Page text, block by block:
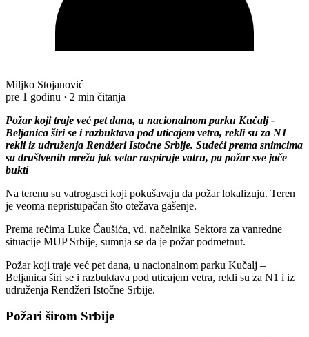
Miljko Stojanović
pre 1 godinu · 2 min čitanja
Požar koji traje već pet dana, u nacionalnom parku Kučalj -
Beljanica širi se i razbuktava pod uticajem vetra, rekli su za N1
rekli iz udruženja Rendžeri Istočne Srbije. Sudeći prema snimcima
sa društvenih mreža jak vetar raspiruje vatru, pa požar sve jače
bukti
Na terenu su vatrogasci koji pokušavaju da požar lokalizuju. Teren
je veoma nepristupačan što otežava gašenje.
Prema rečima Luke Čaušića, vd. načelnika Sektora za vanredne
situacije MUP Srbije, sumnja se da je požar podmetnut.
Požar koji traje već pet dana, u nacionalnom parku Kučalj –
Beljanica širi se i razbuktava pod uticajem vetra, rekli su za N1 i iz
udruženja Rendžeri Istočne Srbije.
Požari širom Srbije